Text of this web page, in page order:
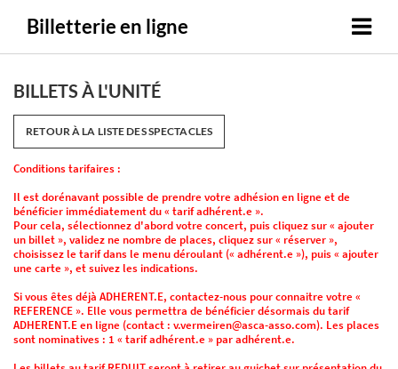
Billetterie en ligne
BILLETS À L'UNITÉ
RETOUR À LA LISTE DES SPECTACLES
Conditions tarifaires :
Il est dorénavant possible de prendre votre adhésion en ligne et de
bénéficier immédiatement du « tarif adhérent.e ».
Pour cela, sélectionnez d'abord votre concert, puis cliquez sur « ajouter
un billet », validez ne nombre de places, cliquez sur « réserver »,
choisissez le tarif dans le menu déroulant (« adhérent.e »), puis « ajouter
une carte », et suivez les indications.
Si vous êtes déjà ADHERENT.E, contactez-nous pour connaitre votre «
REFERENCE ». Elle vous permettra de bénéficier désormais du tarif
ADHERENT.E en ligne (contact : v.vermeiren@asca-asso.com). Les places
sont nominatives : 1 « tarif adhérent.e » par adhérent.e.